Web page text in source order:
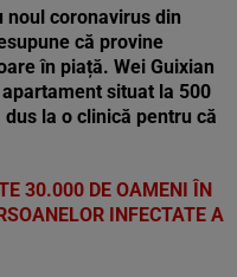
noul coronavirus din
că provine
în piață. Wei Guixian
situat la 500
la o clinică pentru că
30.000 DE OAMENI ÎN
INFECTATE A